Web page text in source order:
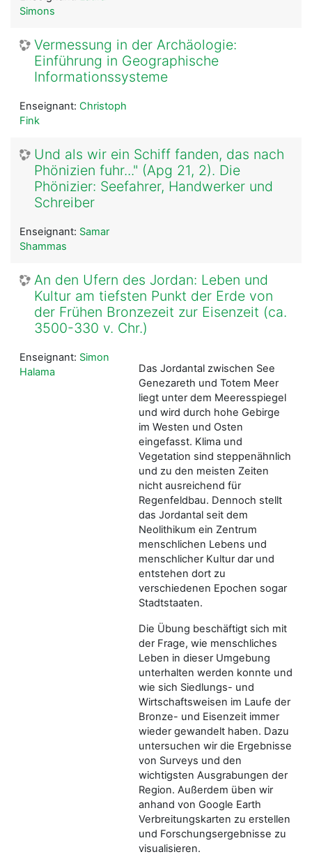
Simons
Vermessung in der Archäologie:
Einführung in Geographische
Informationssysteme
Enseignant: Christoph
Fink
Und als wir ein Schiff fanden, das nach
Phönizien fuhr..." (Apg 21, 2). Die
Phönizier: Seefahrer, Handwerker und
Schreiber
Enseignant: Samar
Shammas
An den Ufern des Jordan: Leben und
Kultur am tiefsten Punkt der Erde von
der Frühen Bronzezeit zur Eisenzeit (ca.
3500-330 v. Chr.)
Das Jordantal zwischen See
Genezareth und Totem Meer
liegt unter dem Meeresspiegel
und wird durch hohe Gebirge
im Westen und Osten
eingefasst. Klima und
Vegetation sind steppenähnlich
und zu den meisten Zeiten
nicht ausreichend für
Regenfeldbau. Dennoch stellt
das Jordantal seit dem
Neolithikum ein Zentrum
menschlichen Lebens und
menschlicher Kultur dar und
entstehen dort zu
verschiedenen Epochen sogar
Stadtstaaten.
Die Übung beschäftigt sich mit
der Frage, wie menschliches
Leben in dieser Umgebung
unterhalten werden konnte und
wie sich Siedlungs- und
Wirtschaftsweisen im Laufe der
Bronze- und Eisenzeit immer
wieder gewandelt haben. Dazu
untersuchen wir die Ergebnisse
von Surveys und den
wichtigsten Ausgrabungen der
Region. Außerdem üben wir
anhand von Google Earth
Verbreitungskarten zu erstellen
und Forschungsergebnisse zu
visualisieren.
Enseignant: Simon
Halama